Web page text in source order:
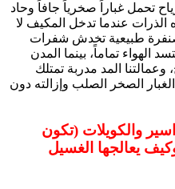
تحمل غباراً صخرياً جافاً وحاد
الذرات عندما تدخل المكيف لا
طبيعية تخدش شفرات
الهواء تماماً، بينما المدن
المد مدربة تمتلك
الصخر الصلب وإزالته دون
والكويلات (تكون
يعالجها الغسيل